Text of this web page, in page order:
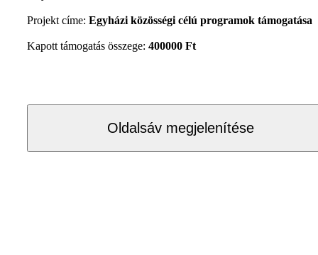
Projekt címe: Egyházi közösségi célú programok támogatása
Kapott támogatás összege: 400000 Ft
Oldalsáv megjelenítése